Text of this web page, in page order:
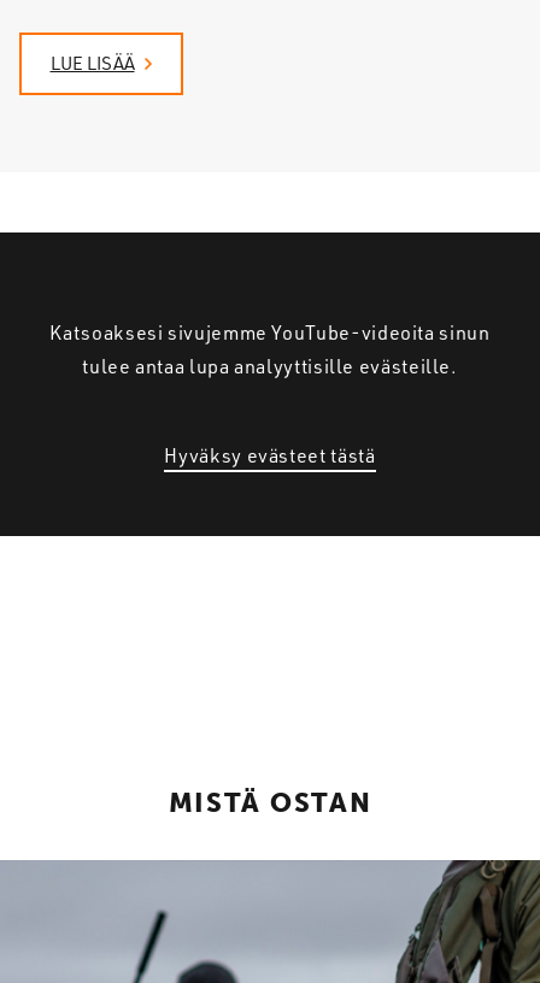
LUE LISÄÄ
Katsoaksesi sivujemme YouTube-videoita sinun
tulee antaa lupa analyyttisille evästeille.
Hyväksy evästeet tästä
MISTÄ OSTAN